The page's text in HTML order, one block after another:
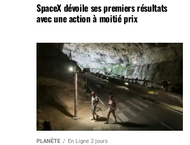
SpaceX dévoile ses premiers résultats
avec une action à moitié prix
PLANÈTE En Ligne 2 jours